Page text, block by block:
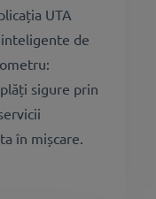
UTA
de
sigure prin
în mișcare.